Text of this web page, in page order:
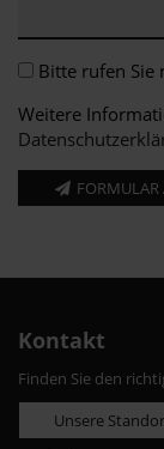
Bitte rufen Sie
Weitere
FORMULAR
Kontakt
Finden Sie den
Unsere